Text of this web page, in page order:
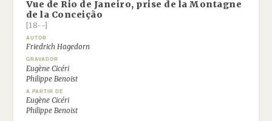
Vue de Rio de Janeiro, prise de la Montagne
de la Conceição
[18--]
AUTOR
Friedrich Hagedorn
GRAVADOR
Eugène Cicéri
Philippe Benoist
A PARTIR DE
Eugène Cicéri
Philippe Benoist